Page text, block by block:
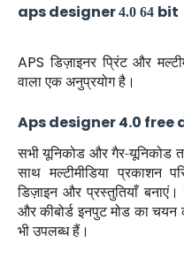
aps designer4.0 64 bit
APS डिज़ाइनर प्रिंट और
वाला एक अनुप्रयोग है।
Aps designer 4.0
सभी यूनिकोड और गैर-यूनिकोड
साथ मल्टीमीडिया प्रकाशन
डिज़ाइन और प्रस्तुतियाँ
और कीबोर्ड इनपुट मोड का चयन
भी उपलब्ध हैं।